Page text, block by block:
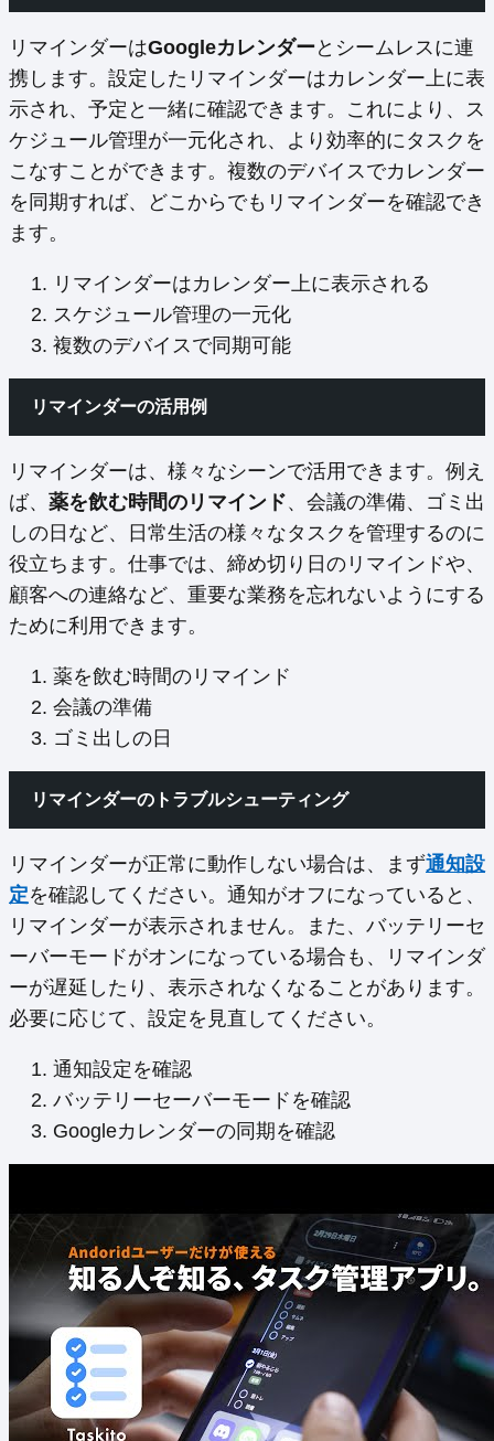
リマインダーはGoogleカレンダーとシームレスに連
携します。設定したリマインダーはカレンダー上に表
示され、予定と一緒に確認できます。これにより、ス
ケジュール管理が一元化され、より効率的にタスクを
こなすことができます。複数のデバイスでカレンダー
を同期すれば、どこからでもリマインダーを確認でき
ます。
リマインダーはカレンダー上に表示される
スケジュール管理の一元化
複数のデバイスで同期可能
リマインダーの活用例
リマインダーは、様々なシーンで活用できます。例え
ば、 薬を飲む時間のリマインド、会議の準備、ゴミ出
しの日など、日常生活の様々なタスクを管理するのに
役立ちます。仕事では、締め切り日のリマインドや、
顧客への連絡など、重要な業務を忘れないようにする
ために利用できます。
薬を飲む時間のリマインド
会議の準備
ゴミ出しの日
リマインダーのトラブルシューティング
リマインダーが正常に動作しない場合は、まず通知設
定を確認してください。通知がオフになっていると、
リマインダーが表示されません。また、バッテリーセ
ーバーモードがオンになっている場合も、リマインダ
ーが遅延したり、表示されなくなることがあります。
必要に応じて、設定を見直してください。
通知設定を確認
バッテリーセーバーモードを確認
Googleカレンダーの同期を確認